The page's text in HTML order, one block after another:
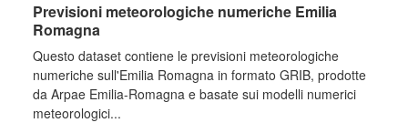
Previsioni meteorologiche numeriche Emilia
Romagna
Questo dataset contiene le previsioni meteorologiche
numeriche sull'Emilia Romagna in formato GRIB, prodotte
da Arpae Emilia-Romagna e basate sui modelli numerici
meteorologici...